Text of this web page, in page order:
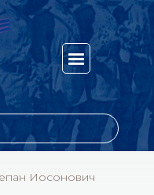
Иосонович